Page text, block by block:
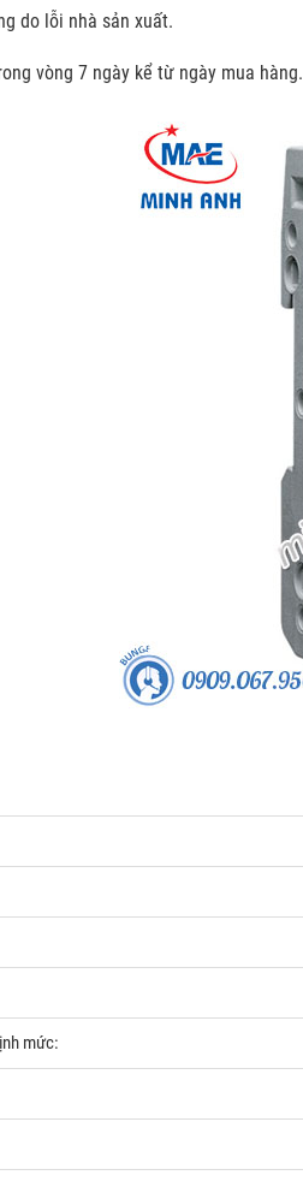
do lỗi nhà sản xuất.
vòng 7 ngày kể từ ngày mua hàng.
mức: